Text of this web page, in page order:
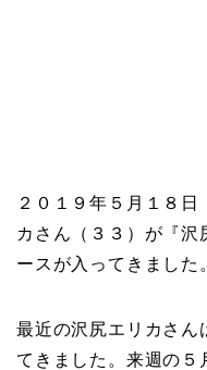
２０１９年５月１８日
カさん（３３）が『沢
ースが入ってきました
最近の沢尻エリカさん
てきました。来週の５